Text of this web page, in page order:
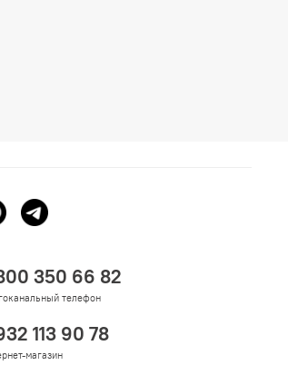
350 66 82
телефон
113 90 78
магазин